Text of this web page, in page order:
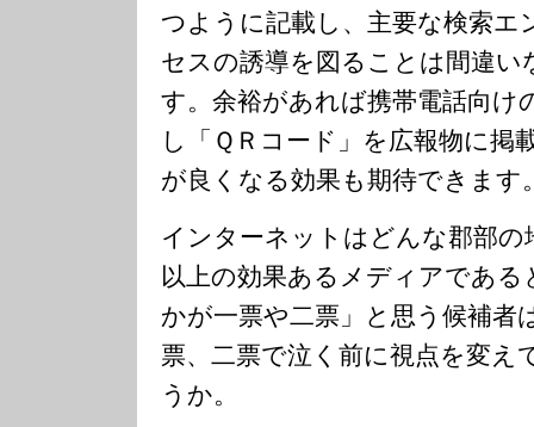
つように記載し、主要な検索エ
セスの誘導を図ることは間違い
す。余裕があれば携帯電話向け
し「ＱＲコード」を広報物に掲
が良くなる効果も期待できます
インターネットはどんな郡部の
以上の効果あるメディアであ
かが一票や二票」と思う候補者
票、二票で泣く前に視点を変え
うか。